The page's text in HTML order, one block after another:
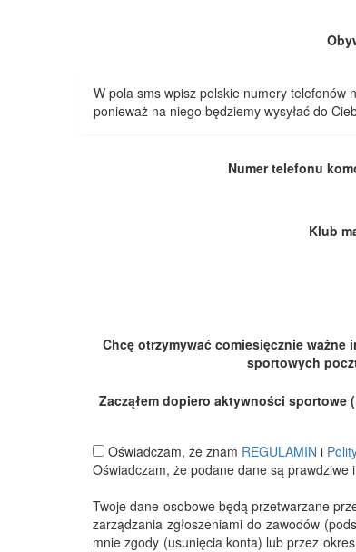
W pola sms wpisz polskie numery telefonów
ponieważ na niego będziemy wysyłać do
Numer telefonu
Klub
Chcę otrzymywać comiesięcznie
sportowych
Zacząłem dopiero aktywności sportowe
Oświadczam, że znam REGULAMIN i
Oświadczam, że podane dane są prawdziwe
Twoje dane osobowe będą przetwarzane
zarządzania zgłoszeniami do zawodów
mnie zgody (usunięcia konta) lub przez